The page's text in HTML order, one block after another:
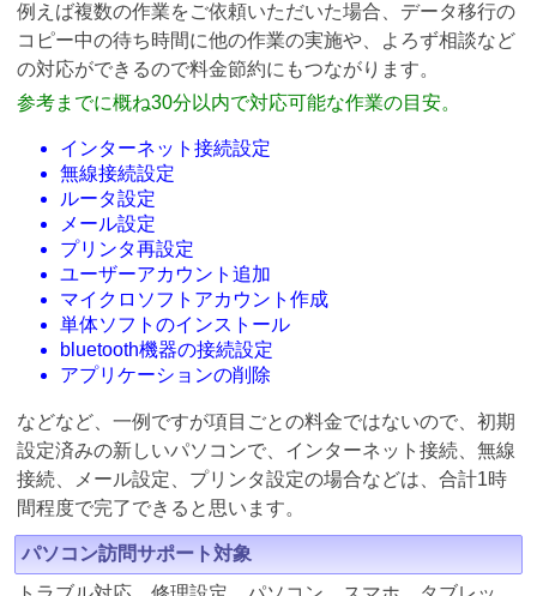
例えば複数の作業をご依頼いただいた場合、データ移行の
コピー中の待ち時間に他の作業の実施や、よろず相談など
の対応ができるので料金節約にもつながります。
参考までに概ね30分以内で対応可能な作業の目安。
インターネット接続設定
無線接続設定
ルータ設定
メール設定
プリンタ再設定
ユーザーアカウント追加
マイクロソフトアカウント作成
単体ソフトのインストール
bluetooth機器の接続設定
アプリケーションの削除
などなど、一例ですが項目ごとの料金ではないので、初期
設定済みの新しいパソコンで、インターネット接続、無線
接続、メール設定、プリンタ設定の場合などは、合計1時
間程度で完了できると思います。
パソコン訪問サポート対象